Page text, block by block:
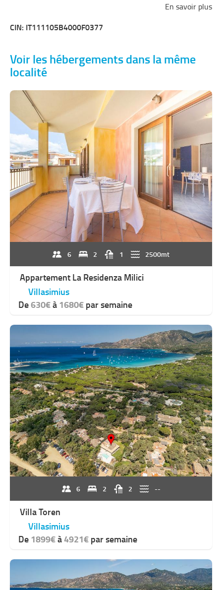
En savoir plus
CIN: IT111105B4000F0377
Voir les hébergements dans la même
localité
6 2 1 2500mt
Appartement La Residenza Milici
Villasimius
De630€à1680€par semaine
6 2 2 --
Villa Toren
Villasimius
De1899€à4921€par semaine